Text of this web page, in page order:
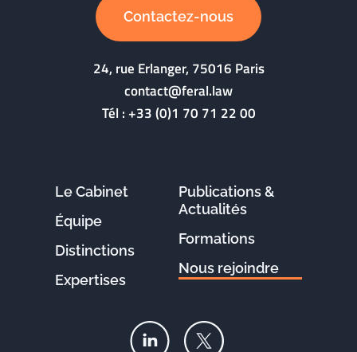
Contactez-nous
24, rue Erlanger, 75016 Paris
contact@feral.law
Tél :+33 (0)1 70 71 22 00
Le Cabinet
Équipe
Distinctions
Expertises
Publications &
Actualités
Formations
Nous rejoindre